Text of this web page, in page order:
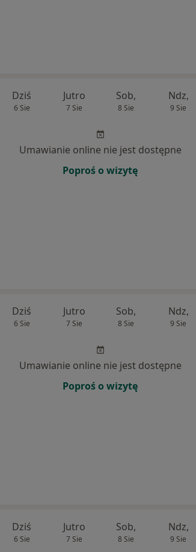
Dziś
6 Sie
Jutro
7 Sie
Sob,
8 Sie
Ndz,
9 Sie
Umawianie online nie jest dostępne
Poproś o wizytę
Dziś
6 Sie
Jutro
7 Sie
Sob,
8 Sie
Ndz,
9 Sie
Umawianie online nie jest dostępne
Poproś o wizytę
Dziś
6 Sie
Jutro
7 Sie
Sob,
8 Sie
Ndz,
9 Sie